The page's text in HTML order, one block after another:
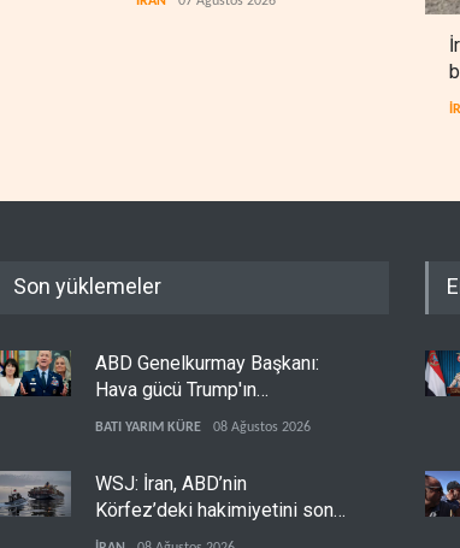
Son yüklemeler
ABD Genelkurmay Başkanı:
Hava gücü Trump'ın
hedeflerine yetmez
BATI YARIM KÜRE 08 Ağustos 2026
WSJ: İran, ABD’nin
Körfez’deki hakimiyetini sona
erdiriyor